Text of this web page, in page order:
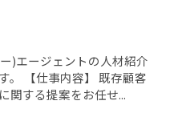
)エージェントの人材紹介
。 【仕事内容】 既存顧客
関する提案をお任せ...